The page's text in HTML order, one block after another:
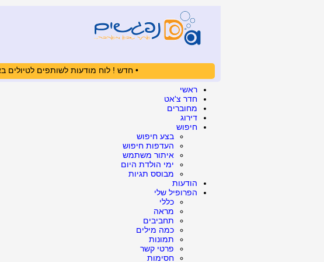
• חדש ! לוח מודעות לשותפים לטיולים
ראשי
חדר צ'אט
מחוברים
דירוג
חיפוש
בצע חיפוש
העדפות חיפוש
איתור משתמש
ימי הולדת היום
מבוסס תגיות
הודעות
הפרופיל שלי
כללי
מראה
תחביבים
כמה מילים
תמונות
פרטי קשר
חסימות